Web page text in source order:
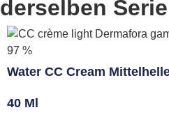
derselben Serie
Water CC Cream
40 Ml